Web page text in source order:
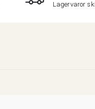
Lagervaror